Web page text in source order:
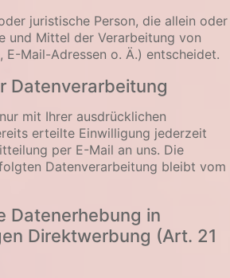
juristische Person, die allein oder
und Mittel der Verarbeitung von
E-Mail-Adressen o. Ä.) entscheidet.
Datenverarbeitung
mit Ihrer ausdrücklichen
erteilte Einwilligung jederzeit
per E-Mail an uns. Die
Datenverarbeitung bleibt vom
Datenerhebung in
Direktwerbung (Art. 21